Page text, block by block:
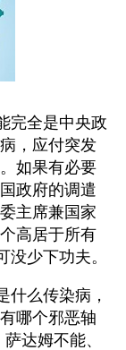
完全是中央政
，应付突发
如果有必要
政府的调遣
主席兼国家
高居于所有
什么传染病，
哪个邪恶轴
达姆不能、